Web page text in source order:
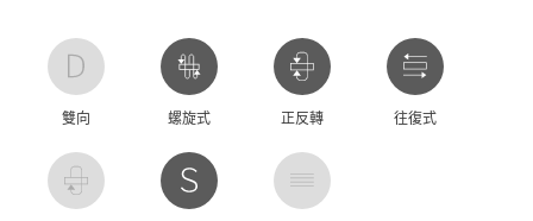
雙向 螺旋式 正反轉 往復式